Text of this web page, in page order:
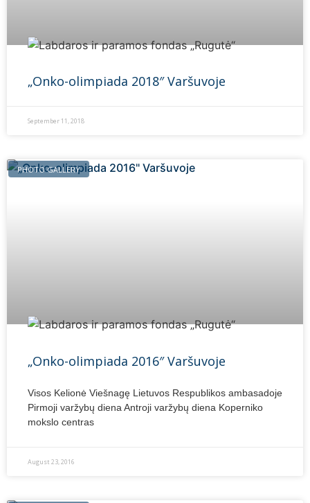
„Onko-olimpiada 2018″ Varšuvoje
September 11, 2018
PHOTO GALLERY
„Onko-olimpiada 2016″ Varšuvoje
Visos Kelionė Viešnagę Lietuvos Respublikos ambasadoje
Pirmoji varžybų diena Antroji varžybų diena Koperniko
mokslo centras
August 23, 2016